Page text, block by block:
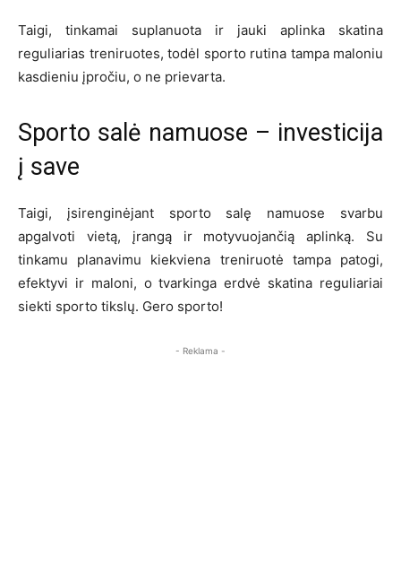
Taigi, tinkamai suplanuota ir jauki aplinka skatina
reguliarias treniruotes, todėl sporto rutina tampa maloniu
kasdieniu įpročiu, o ne prievarta.
Sporto salė namuose – investicija
į save
Taigi, įsirenginėjant sporto salę namuose svarbu
apgalvoti vietą, įrangą ir motyvuojančią aplinką. Su
tinkamu planavimu kiekviena treniruotė tampa patogi,
efektyvi ir maloni, o tvarkinga erdvė skatina reguliariai
siekti sporto tikslų. Gero sporto!
- Reklama -